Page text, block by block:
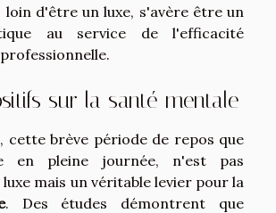
d'être un luxe, s'avère être un
au service de l'efficacité
sur la santé mentale
cette brève période de repos que
en pleine journée, n'est pas
mais un véritable levier pour la
. Des études démontrent que